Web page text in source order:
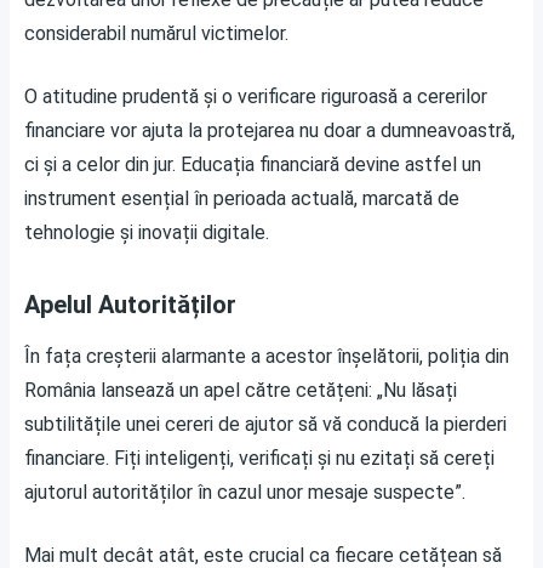
considerabil numărul victimelor.
O atitudine prudentă și o verificare riguroasă a cererilor
financiare vor ajuta la protejarea nu doar a dumneavoastră,
ci și a celor din jur. Educația financiară devine astfel un
instrument esențial în perioada actuală, marcată de
tehnologie și inovații digitale.
Apelul Autorităților
În fața creșterii alarmante a acestor înșelătorii, poliția din
România lansează un apel către cetățeni: „Nu lăsați
subtilitățile unei cereri de ajutor să vă conducă la pierderi
financiare. Fiți inteligenți, verificați și nu ezitați să cereți
ajutorul autorităților în cazul unor mesaje suspecte”.
Mai mult decât atât, este crucial ca fiecare cetățean să